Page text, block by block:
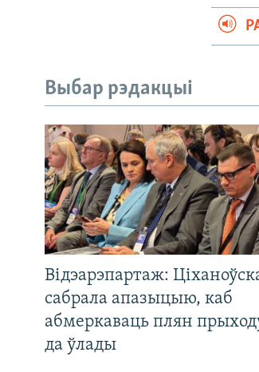
Выбар рэдакцыі
Відэарэпартаж:
сабрала апазыцыю, каб
абмеркаваць плян
да ўлады